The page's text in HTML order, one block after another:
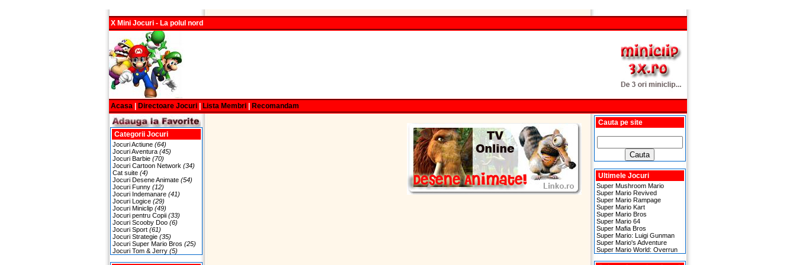
X Mini Jocuri - La polul nord
Acasa Directoare Jocuri Lista Membri Recomandam
Categorii Jocuri
Jocuri Actiune (64)
Jocuri Aventura (45)
Jocuri Barbie (70)
Jocuri Cartoon Network (34)
Cat suite (4)
Jocuri Desene Animate (54)
Jocuri Funny (12)
Jocuri Indemanare (41)
Jocuri Logice (29)
Jocuri Miniclip (49)
Jocuri pentru Copii (33)
Jocuri Scooby Doo (6)
Jocuri Sport (61)
Jocuri Strategie (35)
Jocuri Super Mario Bros (25)
Jocuri Tom & Jerry (5)
Cauta pe site
Ultimele Jocuri
Super Mushroom Mario
Super Mario Revived
Super Mario Rampage
Super Mario Kart
Super Mario Bros
Super Mario 64
Super Mafia Bros
Super Mario: Luigi Gunman
Super Mario's Adventure
Super Mario World: Overrun